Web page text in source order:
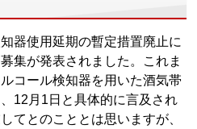
器使用延期の暫定措置廃止に
集が発表されました。これま
コール検知器を用いた酒気帯
12月1日と具体的に言及され
てとのこととは思いますが、